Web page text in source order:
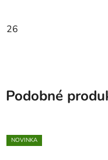
26
Podobné
NOVINKA